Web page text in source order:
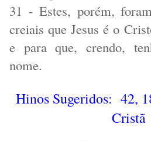
31 - Estes, porém,
creiais que Jesus é o
e para que, crendo,
nome.
Hinos Sugeridos: 42,
Cristã